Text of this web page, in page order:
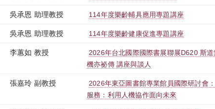
吳承恩 助理教授 114年度樂齡輔具應用專題講座
吳承恩 助理教授 114年度樂齡健康促進專題講座
李蕙如 教授
2026年台北國際國際書展聯展D620 斯道
機亦祕傳 講座與談人
張嘉玲 副教授
2026年東亞圖書館專業館員國際研討會
服務：利用人機協作面向未來